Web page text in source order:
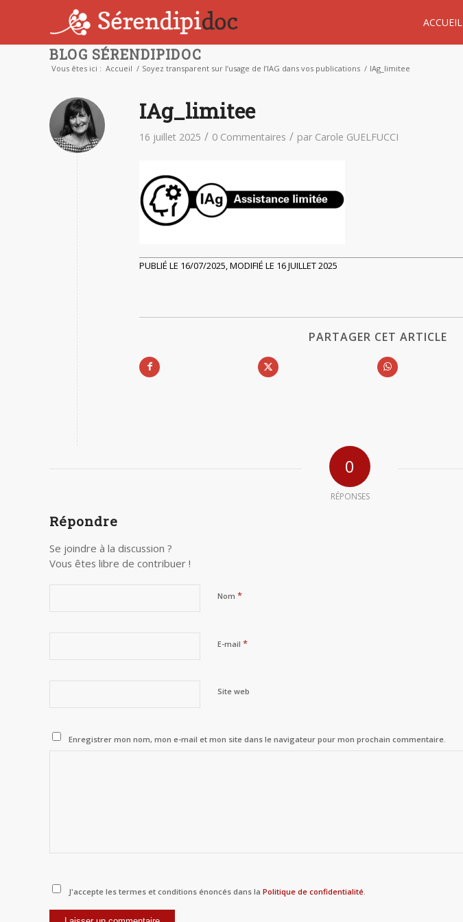
ACCUEIL
BLOG SÉRENDIPIDOC
Vous êtes ici : Accueil / Soyez transparent sur l’usage de l’IAG dans vos publications / IAg_limitee
IAg_limitee
16 juillet 2025 / 0 Commentaires / par Carole GUELFUCCI
PUBLIÉ LE 16/07/2025, MODIFIÉ LE 16 JUILLET 2025
PARTAGER CET ARTICLE
0
RÉPONSES
Répondre
Se joindre à la discussion ?
Vous êtes libre de contribuer !
Nom *
E-mail *
Site web
Enregistrer mon nom, mon e-mail et mon site dans le navigateur pour mon prochain commentaire.
J'accepte les termes et conditions énoncés dans la Politique de confidentialité.